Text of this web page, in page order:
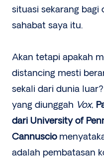
situasi sekarang
sahabat saya itu.
Akan tetapi apakah
distancing mesti
sekali dari dunia
yang diunggah Vox,
dari University of
Cannuscio
adalah pembatasan